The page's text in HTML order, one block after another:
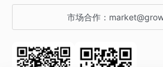
开发者文档
行业活动
市场合作：